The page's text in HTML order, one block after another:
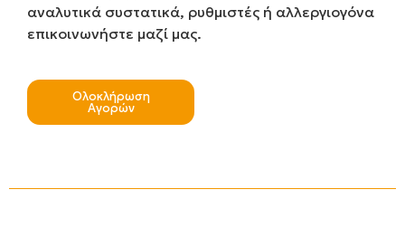
αναλυτικά συστατικά, ρυθμιστές ή αλλεργιογόνα
επικοινωνήστε μαζί μας.
Ολοκλήρωση
Αγορών